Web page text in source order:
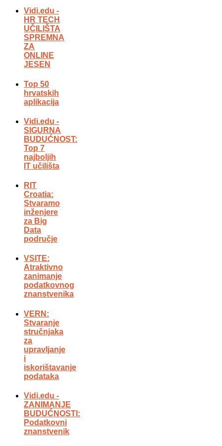
Vidi.edu -
HR TECH
UČILIŠTA
SPREMNA
ZA
ONLINE
JESEN
Top 50
hrvatskih
aplikacija
Vidi.edu -
SIGURNA
BUDUĆNOST:
Top 7
najboljih
IT učilišta
RIT
Croatia:
Stvaramo
inženjere
za Big
Data
područje
VSITE:
Atraktivno
zanimanje
podatkovnog
znanstvenika
VERN:
Stvaranje
stručnjaka
za
upravljanje
i
iskorištavanje
podataka
Vidi.edu -
ZANIMANJE
BUDUĆNOSTI:
Podatkovni
znanstvenik